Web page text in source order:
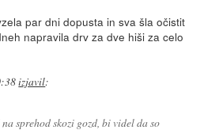
par dni dopusta in sva šla očistit
napravila drv za dve hiši za celo
izjavil:
sprehod skozi gozd, bi videl da so